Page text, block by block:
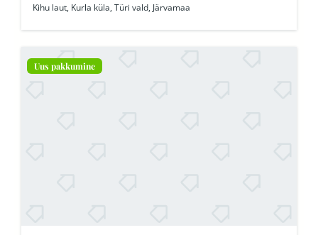
Kihu laut, Kurla küla, Türi vald, Järvamaa
Uus pakkumine